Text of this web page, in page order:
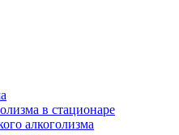
в стационаре
алкоголизма